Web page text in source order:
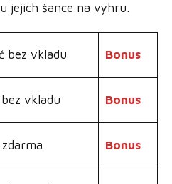
jejich šance na výhru.
bez vkladu Bonus
vkladu Bonus
Bonus